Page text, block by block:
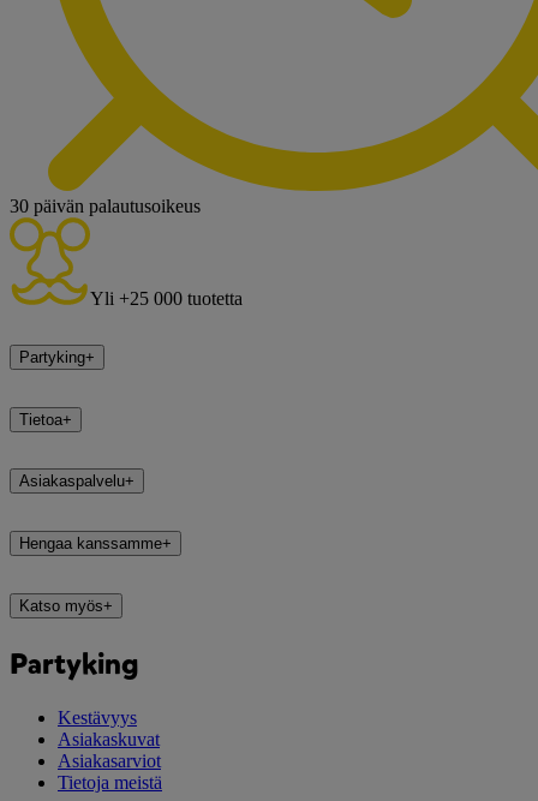
30 päivän palautusoikeus
Yli +25 000 tuotetta
Partyking+
Tietoa+
Asiakaspalvelu+
Hengaa kanssamme+
Katso myös+
Partyking
Kestävyys
Asiakaskuvat
Asiakasarviot
Tietoja meistä